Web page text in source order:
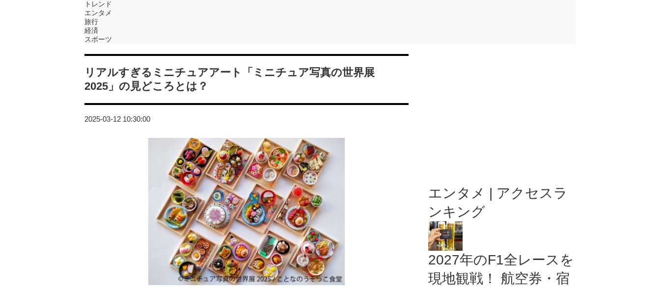
トレンド
エンタメ
旅行
経済
スポーツ
リアルすぎるミニチュアアート「ミニチュア写真の世界展
2025」の見どころとは？
2025-03-12 10:30:00
エンタメ | アクセスラ
ンキング
2027年のF1全レースを
現地観戦！ 航空券・宿